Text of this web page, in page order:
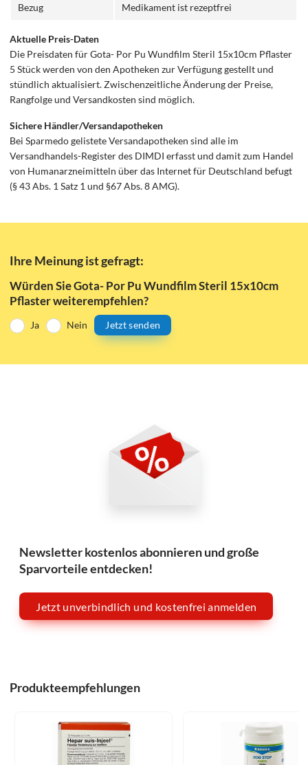
Bezug Medikament ist rezeptfrei
Aktuelle Preis-Daten
Die Preisdaten für Gota- Por Pu Wundfilm Steril 15x10cm Pflaster
5 Stück werden von den Apotheken zur Verfügung gestellt und
stündlich aktualisiert. Zwischenzeitliche Änderung der Preise,
Rangfolge und Versandkosten sind möglich.
Sichere Händler/Versandapotheken
Bei Sparmedo gelistete Versandapotheken sind alle im
Versandhandels-Register des DIMDI erfasst und damit zum Handel
von Humanarzneimitteln über das Internet für Deutschland befugt
(§ 43 Abs. 1 Satz 1 und §67 Abs. 8 AMG).
Ihre Meinung ist gefragt:
Würden Sie Gota- Por Pu Wundfilm Steril 15x10cm
Pflaster weiterempfehlen?
Ja Nein Jetzt senden
Newsletter kostenlos abonnieren und große
Sparvorteile entdecken!
Jetzt unverbindlich und kostenfrei anmelden
Produkteempfehlungen